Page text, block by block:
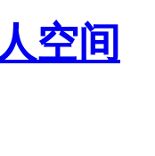
空间